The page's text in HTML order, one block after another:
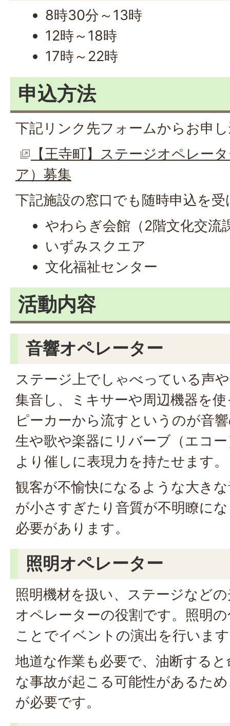
8時30分～13時
12時～18時
17時～22時
申込方法
下記リンク先フォームからお申
【王寺町】ステージオペレー
ア）募集
下記施設の窓口でも随時申込を
やわらぎ会館（2階文化交流
いずみスクエア
文化福祉センター
活動内容
音響オペレーター
ステージ上でしゃべっている声
集音し、ミキサーや周辺機器を
ピーカーから流すというのが音
生や歌や楽器にリバーブ（エコ
より催しに表現力を持たせます。
観客が不愉快になるような大き
が小さすぎたり音質が不明瞭に
必要があります。
照明オペレーター
照明機材を扱い、ステージなど
オペレーターの役割です。照明
ことでイベントの演出を行いま
地道な作業も必要で、油断する
な事故が起こる可能性があるた
が必要です。